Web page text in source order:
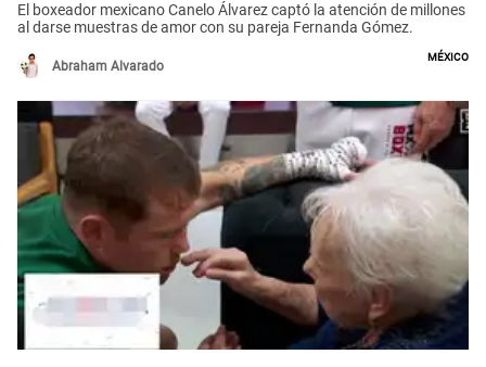
El boxeador mexicano Canelo Álvarez captó la atención de millones
al darse muestras de amor con su pareja Fernanda Gómez.
Abraham Alvarado
México